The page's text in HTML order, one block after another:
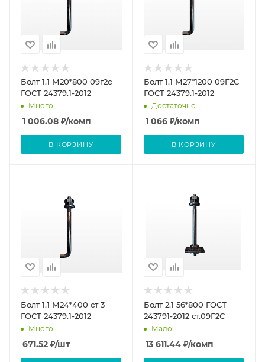
Болт 1.1 М20*800 09г2с
ГОСТ 24379.1-2012
Много
1 006.08 ₽/комп
В КОРЗИНУ
Болт 1.1 М27*1200 09Г2С
ГОСТ 24379.1-2012
Достаточно
1 066₽/комп
В КОРЗИНУ
Болт 1.1 М24*400 ст 3
ГОСТ 24379.1-2012
Много
671.52 ₽/шт
Болт 2.1 56*800 ГОСТ
243791-2012 ст.09Г2С
Мало
13 611.44₽/комп